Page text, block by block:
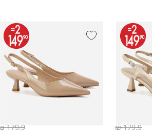
179.9 ₪
179.9 ₪